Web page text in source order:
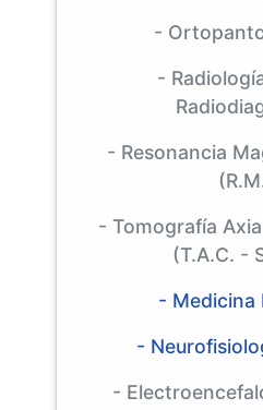
-
-
- Resonancia
- Tomografía
(T.A.C. -
- Medicina
-
-